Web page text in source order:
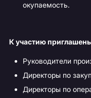
окупаемость.
К участию
Руководители
Директоры по
Директоры по